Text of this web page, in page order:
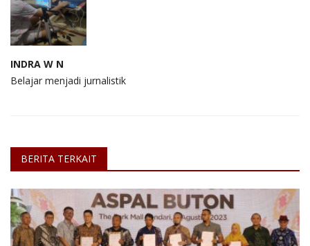
INDRA W N
Belajar menjadi jurnalistik
BERITA TERKAIT